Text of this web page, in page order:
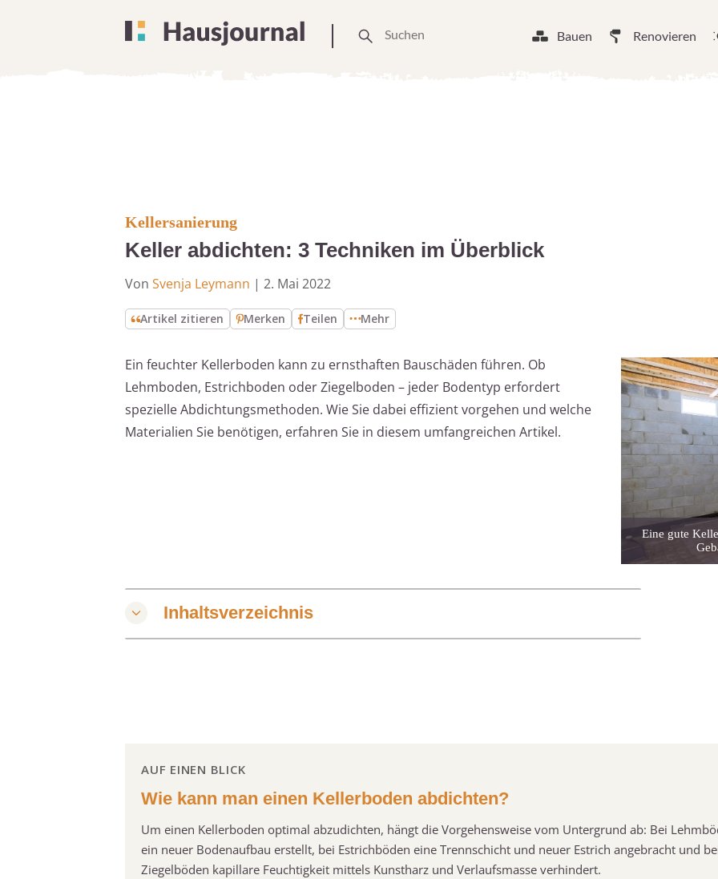
Bauen Renovieren
Kellersanierung
Keller abdichten: 3 Techniken im Überblick
Von Svenja Leymann | 2. Mai 2022
Artikel zitieren Merken Teilen Mehr
Ein feuchter Kellerboden kann zu ernsthaften Bauschäden führen. Ob
Lehmboden, Estrichboden oder Ziegelboden – jeder Bodentyp erfordert
spezielle Abdichtungsmethoden. Wie Sie dabei effizient vorgehen und welche
Materialien Sie benötigen, erfahren Sie in diesem umfangreichen Artikel.
Eine gute
Inhaltsverzeichnis
AUF EINEN BLICK
Wie kann man einen Kellerboden abdichten?
Um einen Kellerboden optimal abzudichten, hängt die Vorgehensweise vom Untergrund ab: Bei
ein neuer Bodenaufbau erstellt, bei Estrichböden eine Trennschicht und neuer Estrich angebracht und
Ziegelböden kapillare Feuchtigkeit mittels Kunstharz und Verlaufsmasse verhindert.